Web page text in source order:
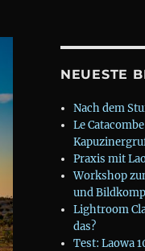
NEUESTE
Nach dem
Le
Praxis mit
Workshop
und
Lightroom
das?
Test: Laowa